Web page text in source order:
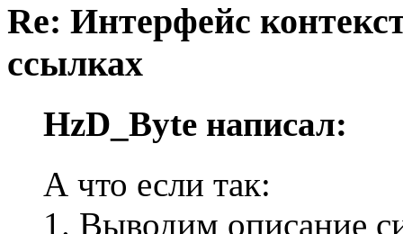
Re: Интерфейс
ссылках
HzD_Byte написал:
А что если так:
1. Выводим описание